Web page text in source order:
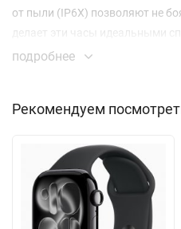
от пыли (IP6X) позволяют не
делает эти часы идеальными
приключений.
застежкой на липучке
большинства пользователей, а
изюминку в ваш образ. Эти
условиям, будь то утренний
Apple Watch Ultra 2 оснащены
подробнее
Рекомендуем